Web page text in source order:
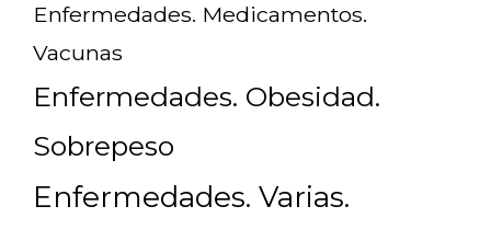
Enfermedades. Medicamentos.
Vacunas
Enfermedades. Obesidad.
Sobrepeso
Enfermedades. Varias.